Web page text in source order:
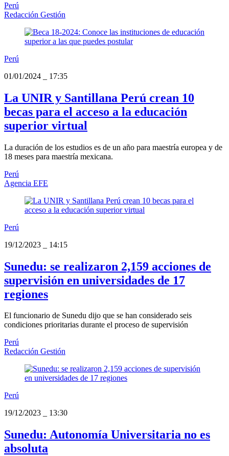
Perú
Redacción Gestión
Perú
01/01/2024
17:35
La UNIR y Santillana Perú crean 10
becas para el acceso a la educación
superior virtual
La duración de los estudios es de un año para maestría europea y de
18 meses para maestría mexicana.
Perú
Agencia EFE
Perú
19/12/2023
14:15
Sunedu: se realizaron 2,159 acciones de
supervisión en universidades de 17
regiones
El funcionario de Sunedu dijo que se han considerado seis
condiciones prioritarias durante el proceso de supervisión
Perú
Redacción Gestión
Perú
19/12/2023
13:30
Sunedu: Autonomía Universitaria no es
absoluta